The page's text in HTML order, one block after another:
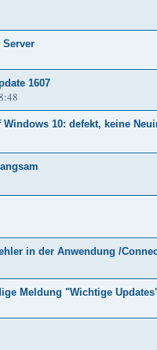
Server
1607
Windows 10: defekt, keine
in der Anwendung /
Meldung "Wichtige